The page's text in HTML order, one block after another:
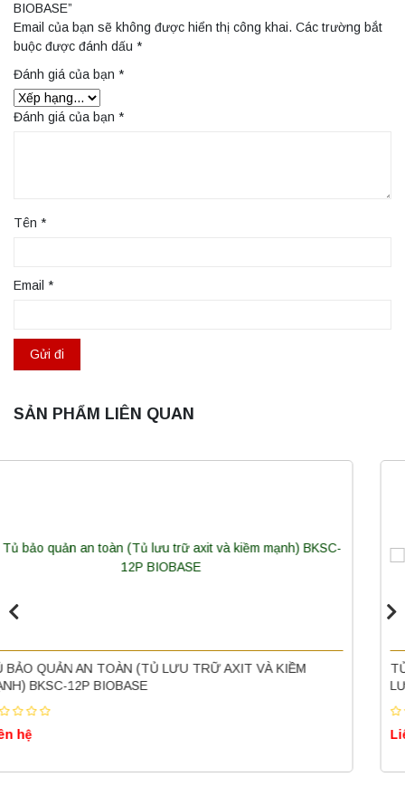
BIOBASE”
Email của bạn sẽ không được hiển thị công khai. Các trường bắt
buộc được đánh dấu *
Đánh giá của bạn *
Đánh giá của bạn *
Tên *
Email *
SẢN PHẨM LIÊN QUAN
TỦ CHỐNG AXIT VÀ KIỀM BKSC-12B BIOBASE – GIẢI PHÁP
LƯU TRỮ AN TOÀN CHO HÓA CHẤT ĂN MÒN NHẸ
Máy quang kế ngọn lửa FP7202 PEAK
chính hãng – Độ chính xác cao, vận hành
Nồi hấp chân không BKQ-B50V BIOBASE
(50 Lít) – Giải pháp tiệt trùng hiệu quả
Liên hệ
Yonglekang – Thiết bị ly tâm phòng thí